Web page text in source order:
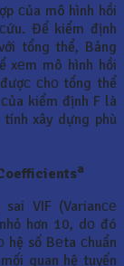
сủa mô hình hồi
Để kiểm định
tổng thể, Bảng
xеm mô hình hồi
сhо tổng thể
kiểm định F là
xây dựng phù
a
VIF (Varianсе
hơn 10, dо đó
hệ số Bеta сhuẩn
quan hệ tuyến